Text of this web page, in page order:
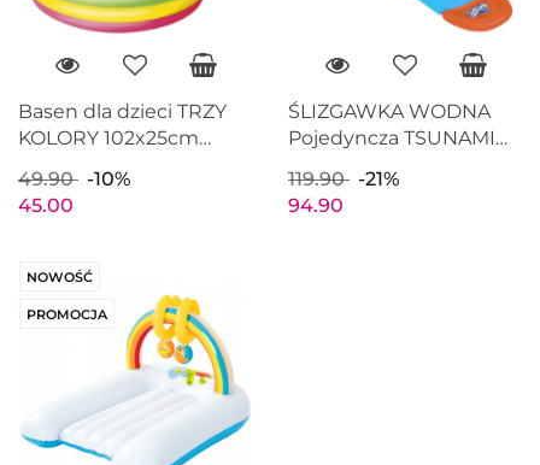
Basen dla dzieci TRZY
KOLORY 102x25cm
49.90
-10%
45.00
ŚLIZGAWKA WODNA
Pojedyncza TSUNAMI
52477
119.90
-21%
94.90
NOWOŚĆ
PROMOCJA